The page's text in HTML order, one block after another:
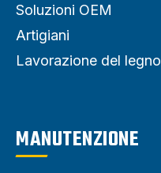
Soluzioni OEM
Artigiani
Lavorazione del legno
MANUTENZIONE